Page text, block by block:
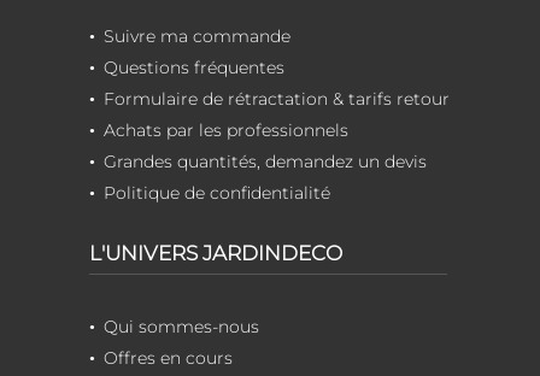
Suivre ma commande
Questions fréquentes
Formulaire de rétractation & tarifs retour
Achats par les professionnels
Grandes quantités, demandez un devis
Politique de confidentialité
L'UNIVERS JARDINDECO
Qui sommes-nous
Offres en cours